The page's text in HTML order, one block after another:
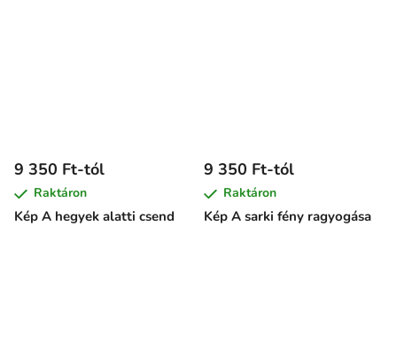
Kép A hegyek alatti csend
9 350 Ft-tól
Raktáron
Kép A sarki fény ragyogása
9 350 Ft-tól
Raktáron